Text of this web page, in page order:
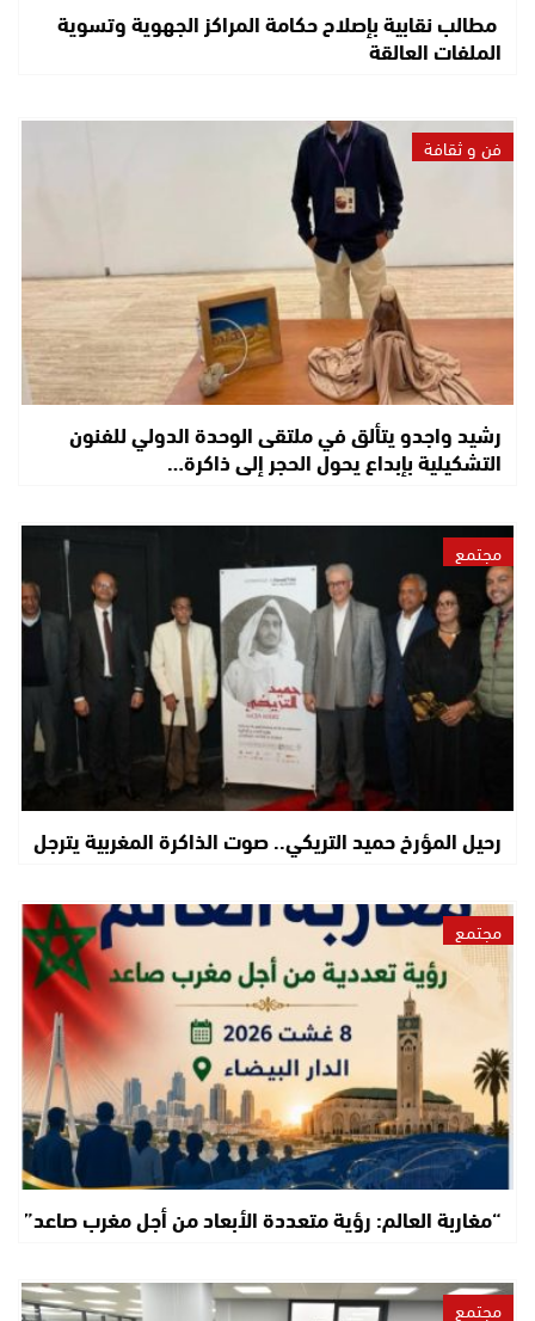
مطالب نقابية بإصلاح حكامة المراكز الجهوية وتسوية
الملفات العالقة
فن و ثقافة
رشيد واجدو يتألق في ملتقى الوحدة الدولي للفنون
التشكيلية بإبداع يحول الحجر إلى ذاكرة…
مجتمع
رحيل المؤرخ حميد التريكي.. صوت الذاكرة المغربية يترجل
مجتمع
“مغاربة العالم: رؤية متعددة الأبعاد من أجل مغرب صاعد”
مجتمع